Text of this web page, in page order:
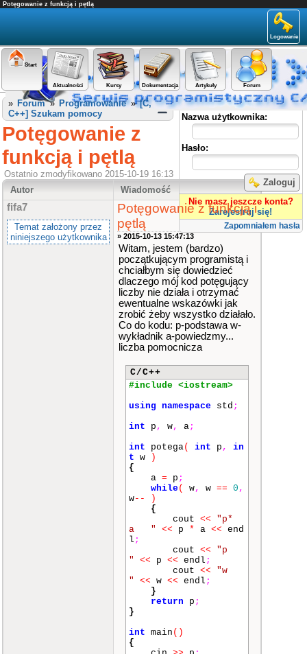
Potęgowanie z funkcją i pętlą
Logowanie
Start
Aktualności Kursy Dokumentacja Artykuły Forum
Panel użytkownika
Nazwa użytkownika:
Hasło:
Zaloguj
Nie masz jeszcze konta?
Zarejestruj się!
Zapomniałem hasła
» Forum» Programowanie»[C,
C++] Szukam pomocy
Potęgowanie z
funkcją i pętlą
Ostatnio zmodyfikowano 2015-10-19 16:13
Autor
Wiadomość
fifa7
Temat założony przez
niniejszego użytkownika
Potęgowanie z funkcją i
pętlą
» 2015-10-13 15:47:13
Witam, jestem (bardzo)
początkującym programistą i
chciałbym się dowiedzieć
dlaczego mój kod potęgujący
liczby nie działa i otrzymać
ewentualne wskazówki jak
zrobić żeby wszystko działało.
Co do kodu: p-podstawa w-
wykładnik a-powiedzmy...
liczba pomocnicza
C/C++
#include <iostream>
using namespace std ;
int p , w, a;
int potega( int p ,
in
t w
)
{
a = p ;
while( w, w == 0 ,
w--
)
{
cout <<
"p*
a "
<< p * a << end
l ;
cout <<
"p
"
<< p << endl ;
cout <<
"w
"
<< w << endl ;
}
return p ;
}
int main ()
{